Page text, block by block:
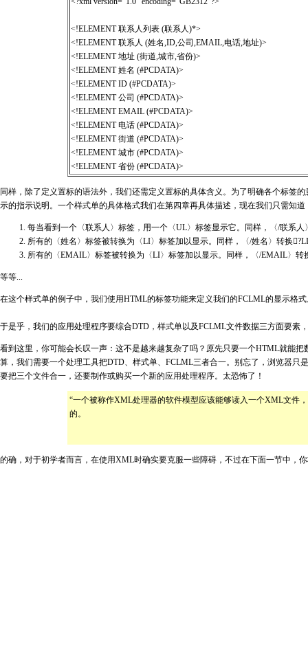
<!ELEMENT 联系人列表 (联系人)*>
<!ELEMENT 联系人 (姓名,ID,公司,EMAIL,电话,地址)>
<!ELEMENT 地址 (街道,城市,省份)>
<!ELEMENT 姓名 (#PCDATA)>
<!ELEMENT ID (#PCDATA)>
<!ELEMENT 公司 (#PCDATA)>
<!ELEMENT EMAIL (#PCDATA)>
<!ELEMENT 电话 (#PCDATA)>
<!ELEMENT 街道 (#PCDATA)>
<!ELEMENT 城市 (#PCDATA)>
<!ELEMENT 省份 (#PCDATA)>
同样，除了定义置标的语法外，我们还需定义置标的具体含义。为了明确各个标签
示的指示说明。一个样式单的具体格式我们在第四章再具体描述，现在我们只需知
每当看到一个〈联系人〉标签，用一个〈UL〉标签显示它。同样，〈/联系
所有的〈姓名〉标签被转换为〈LI〉标签加以显示。同样，〈/姓名〉转换
所有的〈EMAIL〉标签被转换为〈LI〉标签加以显示。同样，〈/EMAIL〉转
等等...
在这个样式单的例子中，我们使用HTML的标签功能来定义我们的FCLML的显示格
于是乎，我们的应用处理程序要综合DTD，样式单以及FCLML文件数据三方面要素
看到这里，你可能会长叹一声：这不是越来越复杂了吗？原先只要一个HTML就能
算，我们需要一个处理工具把DTD、样式单、FCLML三者合一。别忘了，浏览器
要把三个文件合一，还要制作或购买一个新的应用处理程序。太恐怖了！
“一个被称作XML处理器的软件模型应该能够读入一个XML文件
的。
的确，对于初学者而言，在使用XML时确实要克服一些障碍，不过在下面一节中，